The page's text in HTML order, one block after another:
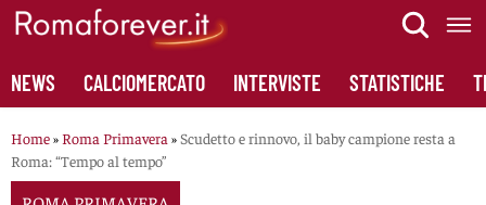
Skip
content
NEWS CALCIOMERCATO INTERVISTE STATISTICHE
Home»Roma Primavera »Scudetto e rinnovo, il baby campione resta a
Roma: “Tempo al tempo”